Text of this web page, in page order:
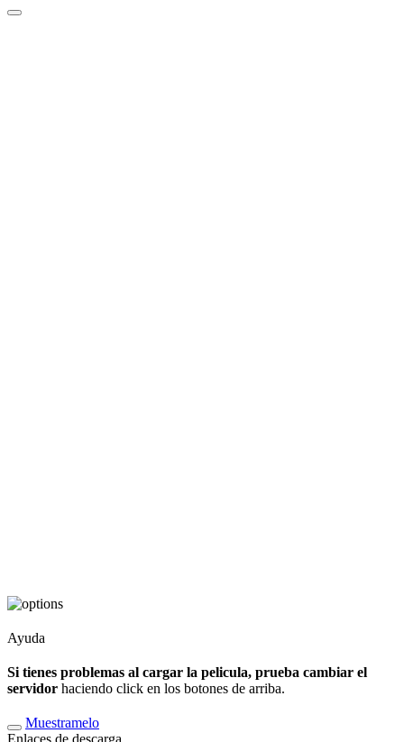
Ayuda
Si tienes problemas al cargar la pelicula, prueba cambiar el
servidor haciendo click en los botones de arriba.
Muestramelo
Enlaces de descarga